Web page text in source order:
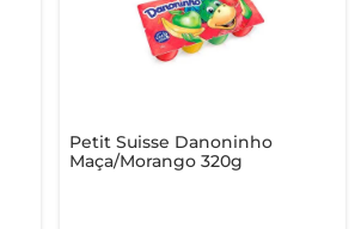
Petit Suisse Danoninho
Maça/Morango 320g